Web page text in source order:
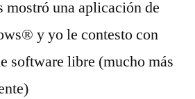
mostró una aplicación de
y yo le contesto con
software libre (mucho más